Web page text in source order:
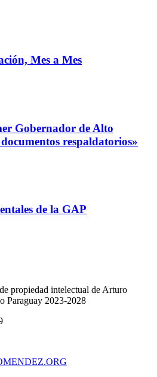
Mes a Mes
Gobernador de Alto
respaldatorios»
de la GAP
propiedad intelectual de Arturo
Paraguay 2023-2028